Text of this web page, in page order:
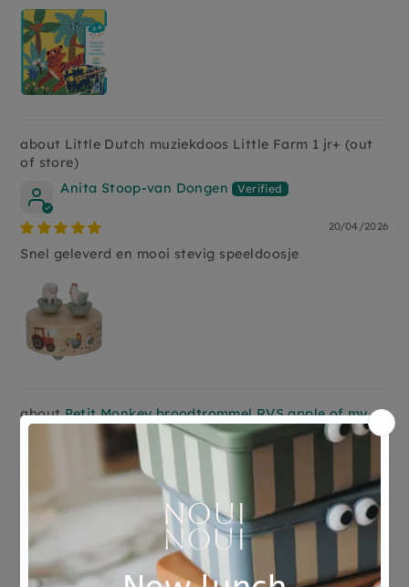
Little Dutch muziekdoos Little Farm 1 jr+
Anita Stoop-van Dongen
20/04/2026
Snel geleverd en mooi stevig speeldoosje
Petit Monkey broodtrommel RVS apple of my
eye
Anita Kerkhof-Reinicke
20/04/2026
Petit Monkey broodtrommel RVS apple of my eye